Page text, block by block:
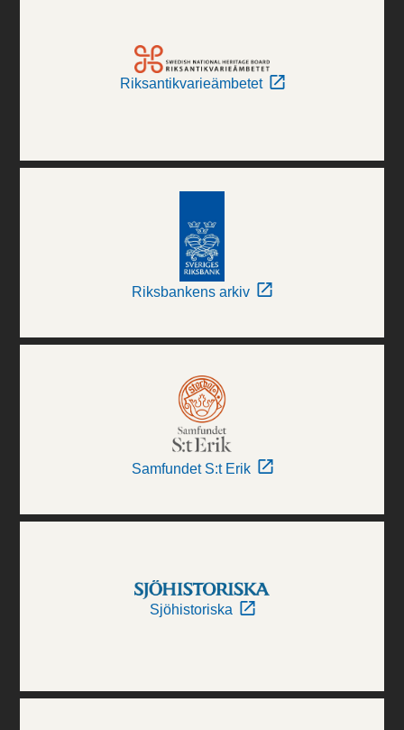
Riksantikvarieämbetet
Riksbankens arkiv
Samfundet S:t Erik
Sjöhistoriska